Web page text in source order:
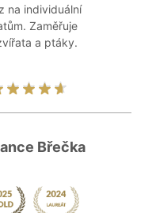
na individuální
Zaměřuje
a ptáky.
Břečka